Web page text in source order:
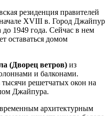
резиденция правителей
XVIII в. Город Джайпур
до 1949 года. Сейчас в нем
оставаться домом
(Дворец ветров) из
и балконами.
решетчатых окон на
Джайпура.
архитектурным